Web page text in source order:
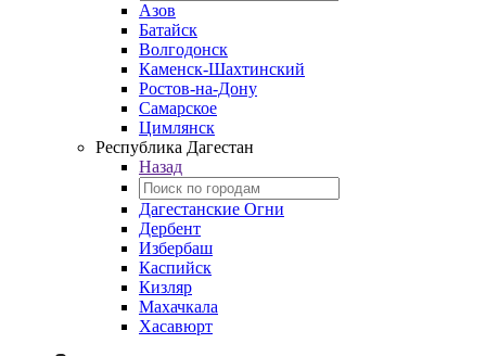
Азов
Батайск
Волгодонск
Каменск-Шахтинский
Ростов-на-Дону
Самарское
Цимлянск
Республика Дагестан
Назад
Дагестанские Огни
Дербент
Избербаш
Каспийск
Кизляр
Махачкала
Хасавюрт